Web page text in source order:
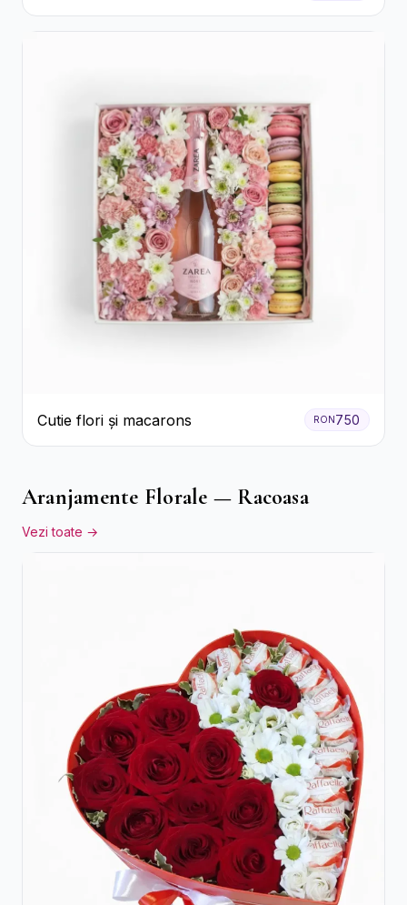
Roșii și Raffaello
Cutie flori și macarons RON750
Aranjamente Florale — Racoasa
Vezi toate →